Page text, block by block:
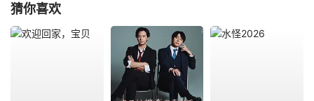
猜你喜欢